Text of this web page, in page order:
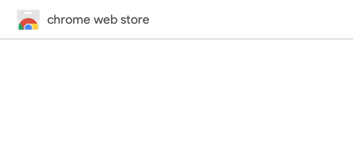
chrome web store